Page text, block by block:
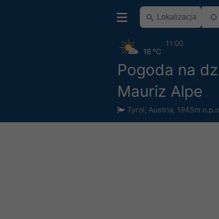
Pogoda na
Mauriz Alpe
Tyrol, Austria, 1945m
16 °C
11:00